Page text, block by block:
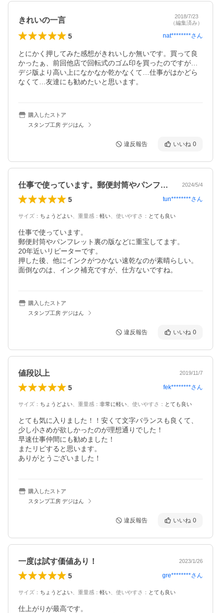
きれいの一言
2018/7/23
（編集済み）
5 nat********さん
とにかく押してみた感想がきれいしか無いです。買って良
かったぁ、前回他店で回転式のゴム印を買ったのですが…
デジ版より高い上になかなか乾かなくて…仕事がはかどら
なくて…友達にも勧めたいと思います。
購入したストア
スタンプ工房 デジはん
違反報告 いいね 0
仕事で使っています。郵便封筒やパンフレ… 2024/5/4
5 tun********さん
サイズ ： ちょうどよい 重量感 ： 軽い 使いやすさ ： とても良い
仕事で使っています。
郵便封筒やパンフレット裏の版などに重宝してます。
20年近いリピーターです。
押した後、他にインクがつかない速乾なのが素晴らしい。
面倒なのは、インク補充ですが、仕方ないですね。
購入したストア
スタンプ工房 デジはん
違反報告 いいね 0
値段以上 2019/11/7
5 fek********さん
サイズ ： ちょうどよい 重量感 ： 非常に軽い 使いやすさ ： とても良い
とても気に入りました！！安くて文字バランスも良くて、
少し小さめが欲しかったのが理想通りでした！
早速仕事仲間にも勧めました！
またリピすると思います。
ありがとうございました！
購入したストア
スタンプ工房 デジはん
違反報告 いいね 0
一度は試す価値あり！ 2023/1/26
5 gre********さん
サイズ ： ちょうどよい 重量感 ： 軽い 使いやすさ ： とても良い
仕上がりが最高です。